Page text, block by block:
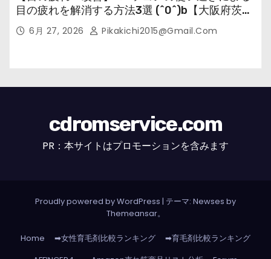
目の疲れを解消する方法3選 (^0^)b【大阪府茨木
市の女性・美容鍼灸・整体師が教えます。】
6月 27, 2026 Pikakichi2015@gmail.com
cdromservice.com
PR：本サイトはプロモーションを含みます
Proudly powered by WordPress | テーマ: Newses by
Themeansar。
Home ➡女性育毛剤比較ランキング
➡育毛剤比較ランキング